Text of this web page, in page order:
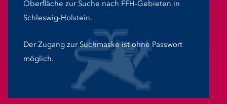
Oberfläche zur Suche nach FFH-Gebieten in
Schleswig-Holstein.
Der Zugang zur Suchmaske ist ohne Passwort
möglich.